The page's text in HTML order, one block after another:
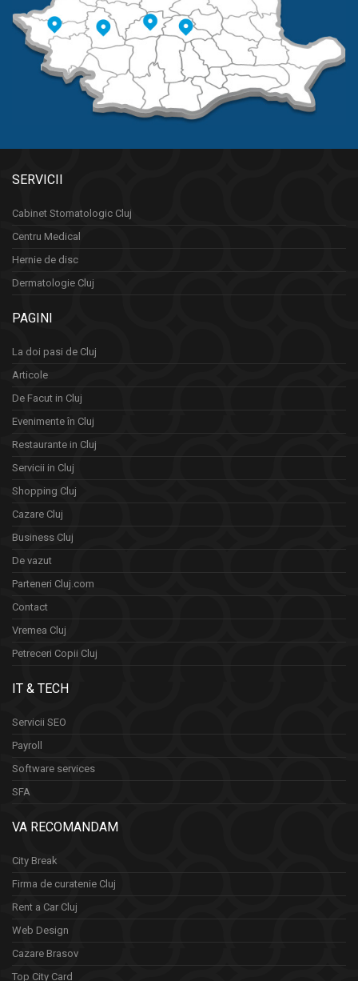
SERVICII
Cabinet Stomatologic Cluj
Centru Medical
Hernie de disc
Dermatologie Cluj
PAGINI
La doi pasi de Cluj
Articole
De Facut in Cluj
Evenimente în Cluj
Restaurante in Cluj
Servicii in Cluj
Shopping Cluj
Cazare Cluj
Business Cluj
De vazut
Parteneri Cluj.com
Contact
Vremea Cluj
Petreceri Copii Cluj
IT & TECH
Servicii SEO
Payroll
Software services
SFA
VA RECOMANDAM
City Break
Firma de curatenie Cluj
Rent a Car Cluj
Web Design
Cazare Brasov
Top City Card